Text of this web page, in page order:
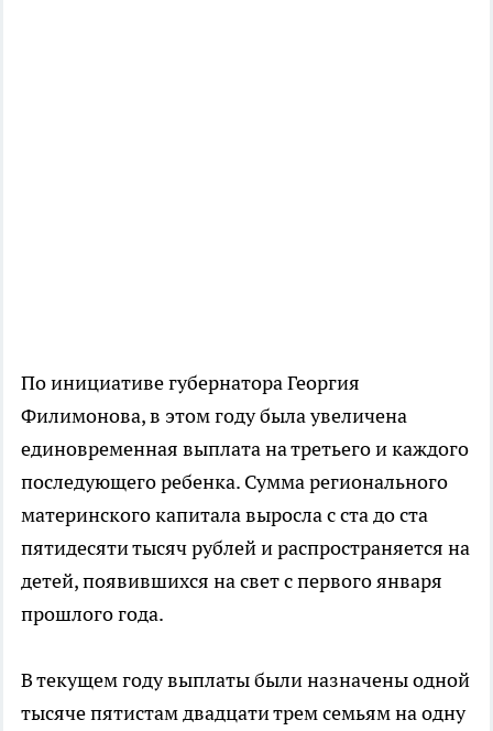
По инициативе губернатора Георгия
Филимонова, в этом году была увеличена
единовременная выплата на третьего и каждого
последующего ребенка. Сумма регионального
материнского капитала выросла с ста до ста
пятидесяти тысяч рублей и распространяется на
детей, появившихся на свет с первого января
прошлого года.
В текущем году выплаты были назначены одной
тысяче пятистам двадцати трем семьям на одну